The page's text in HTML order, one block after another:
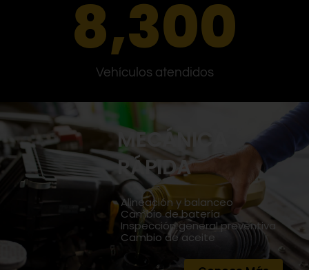
Vehículos atendidos
8,300
MECÁNICA
RÁPIDA
Alineación y balanceo
Cambio de batería
Inspección general preventiva
Cambio de aceite